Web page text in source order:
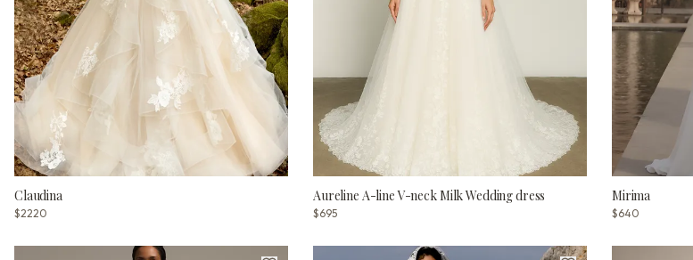
Claudina
$2220
Aureline A-line V-neck Milk Wedding dress
$695
Mirima
$640